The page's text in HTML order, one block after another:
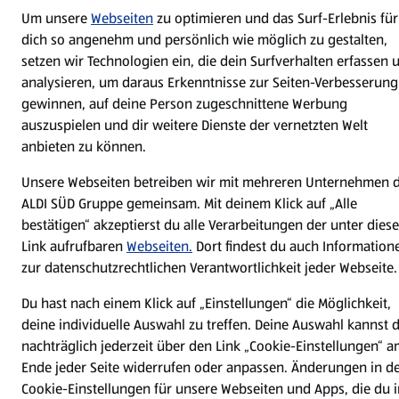
Jetzt die ALDI SÜD App downloaden
Datenschutz- und Richtlinienmenü
Cookie-Einstellungen
Impressum
Datenschutzerklärung
Nutzungsbedingungen
Security Policy
Compliance | Hinweisstellen
Um unsereWebseitenzu optimieren und das Surf-Erlebnis für
dich so angenehm und persönlich wie möglich zu gestalten,
setzen wir Technologien ein, die dein Surfverhalten erfassen
analysieren, um daraus Erkenntnisse zur Seiten-
gewinnen, auf deine Person zugeschnittene Werbung
auszuspielen und dir weitere Dienste der vernetzten Welt
anbieten zu können.
Unsere Webseiten betreiben wir mit mehreren Unternehmen
ALDI SÜD Gruppe gemeinsam. Mit deinem Klick auf „Alle
bestätigen“ akzeptierst du alle Verarbeitungen der unter
Link aufrufbarenWebseiten. Dort findest du auch
zur datenschutzrechtlichen Verantwortlichkeit jeder Webseite.
Du hast nach einem Klick auf „Einstellungen“ die Möglichkeit,
deine individuelle Auswahl zu treffen. Deine Auswahl kannst
nachträglich jederzeit über den Link „Cookie-Einstellungen“
Ende jeder Seite widerrufen oder anpassen. Änderungen in
Cookie-Einstellungen für unsere Webseiten und Apps, die du